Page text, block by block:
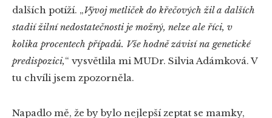
dalších potíží. „Vývoj metliček do křečových žil a dalších
stadií žilní nedostatečnosti je možný, nelze ale říci, v
kolika procentech případů. Vše hodně závisí na genetické
predispozici,“ vysvětlila mi MUDr. Silvia Adámková. V
tu chvíli jsem zpozorněla.
Napadlo mě, že by bylo nejlepší zeptat se mamky,